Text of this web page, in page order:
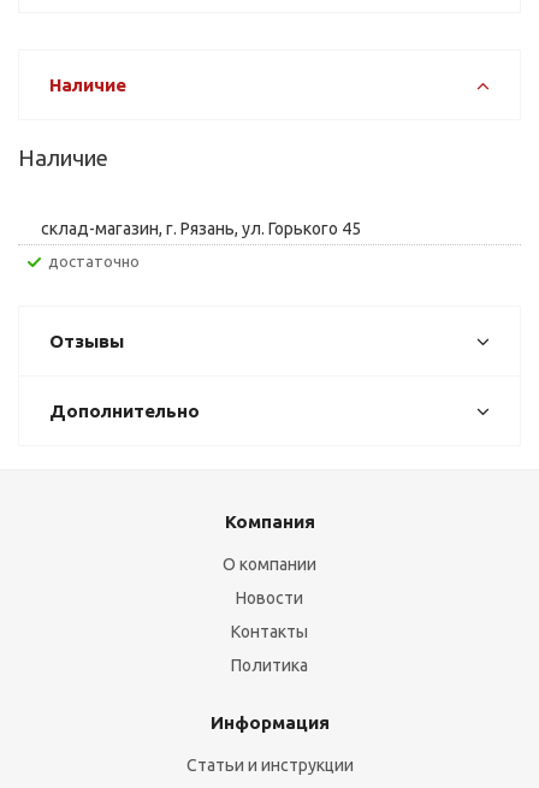
Наличие
Наличие
склад-магазин, г. Рязань, ул. Горького 45
Достаточно
Отзывы
Дополнительно
Компания
О компании
Новости
Контакты
Политика
Информация
Статьи и инструкции